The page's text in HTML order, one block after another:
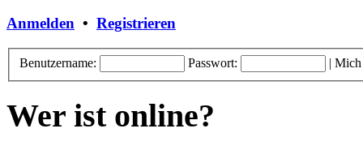
Anmelden • Registrieren
Benutzername: Passwort: | Mich
Wer ist online?